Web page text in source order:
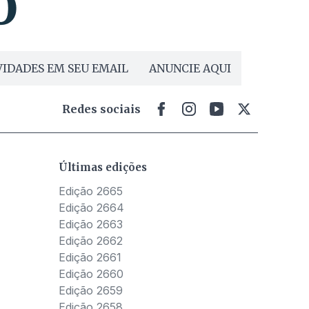
EM SEU EMAIL ANUNCIE AQUI
Redes sociais
Últimas edições
Edição 2665
Edição 2664
Edição 2663
Edição 2662
Edição 2661
Edição 2660
Edição 2659